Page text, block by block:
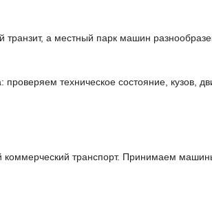
а местный парк машин
техническое состояние, кузов,
транспорт. Принимаем